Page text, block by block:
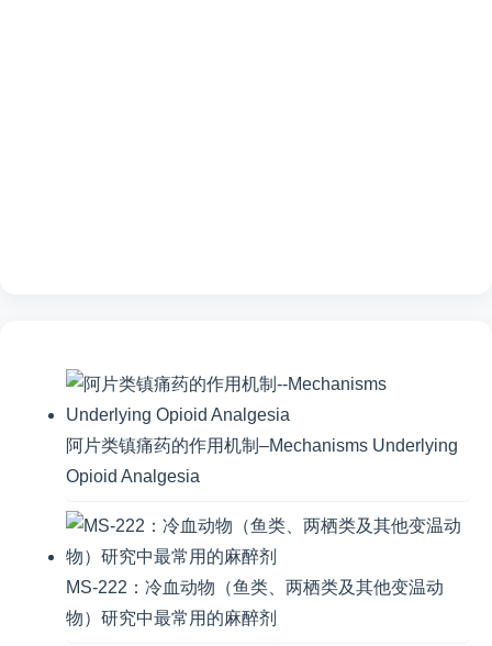
阿片类镇痛药的作用机制–Mechanisms Underlying
Opioid Analgesia
MS-222：冷血动物（鱼类、两栖类及其他变温动
物）研究中最常用的麻醉剂